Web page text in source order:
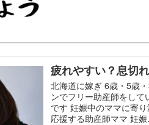
疲れやすい？息切
北海道に嫁ぎ 6歳・5歳
ンでフリー助産師をして
です 妊娠中のママに寄
応援する助産師ママ 妊娠